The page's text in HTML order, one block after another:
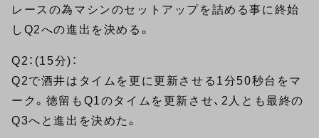
レースの為マシンのセットアップを詰める事に終始
しQ2への進出を決める。
Q2：(15分)：
Q2で酒井はタイムを更に更新させる1分50秒台をマ
ーク。徳留もQ1のタイムを更新させ、2人とも最終の
Q3へと進出を決めた。